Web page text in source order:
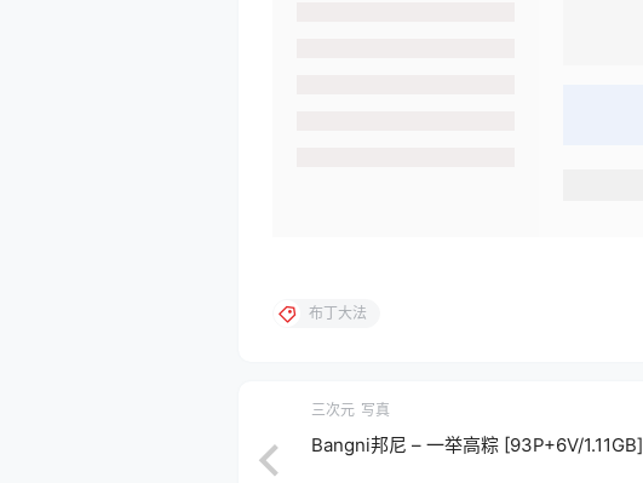
布丁大法
三次元 写真
Bangni邦尼 – 一举高粽 [93P+6V/1.11GB]